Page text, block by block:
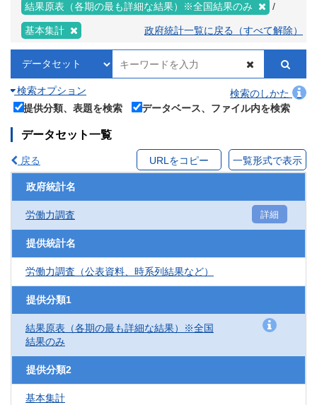
結果原表（各期の最も詳細な結果）※全国結果のみ
基本集計 政府統計一覧に戻る（すべて解除）
検索オプション
検索のしかた
提供分類、表題を検索
データベース、ファイル内を検索
データセット一覧
戻る URLをコピー 一覧形式で表示
政府統計名
労働力調査 詳細
提供統計名
労働力調査（公表資料、時系列結果など）
提供分類1
結果原表（各期の最も詳細な結果）※全国
結果のみ
提供分類2
基本集計